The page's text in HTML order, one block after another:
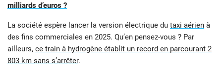
milliards d’euros ?
La société espère lancer la version électrique du taxi aérien à
des fins commerciales en 2025. Qu’en pensez-vous ? Par
ailleurs, ce train à hydrogène établit un record en parcourant 2
803 km sans s’arrêter.